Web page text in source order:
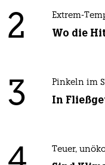
2 Extrem-
Wo die
3 Pinkeln im
In
Teuer,